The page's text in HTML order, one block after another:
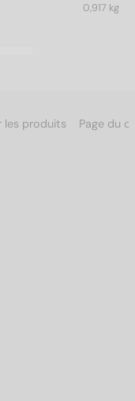
0,917 kg
les produits Page du